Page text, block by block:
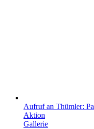
Aufruf an Thümler:
Aktion
Gallerie